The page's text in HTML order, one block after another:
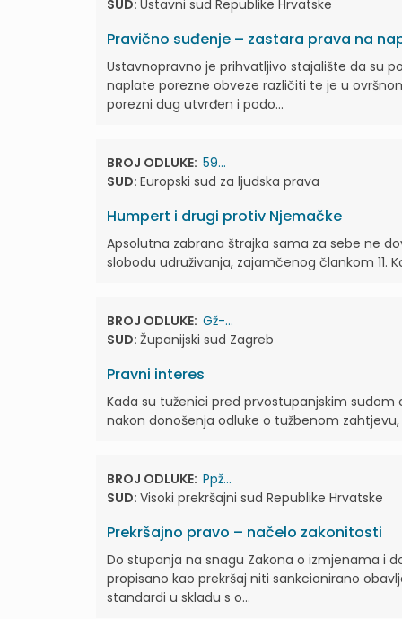
SUD: Ustavni sud Republike Hrvatske
Pravično suđenje – zastara prava na
Ustavnopravno je prihvatljivo stajalište da su
naplate porezne obveze različiti te je u
porezni dug utvrđen i podo...
BROJ ODLUKE: 59...
SUD: Europski sud za ljudska prava
Humpert i drugi protiv Njemačke
Apsolutna zabrana štrajka sama za sebe ne
slobodu udruživanja, zajamčenog člankom 11.
BROJ ODLUKE: Gž-...
SUD: Županijski sud Zagreb
Pravni interes
Kada su tuženici pred prvostupanjskim
nakon donošenja odluke o tužbenom
BROJ ODLUKE: Ppž...
SUD: Visoki prekršajni sud Republike Hrvatske
Prekršajno pravo – načelo zakonitosti
Do stupanja na snagu Zakona o izmjenama i
propisano kao prekršaj niti sankcionirano
standardi u skladu s o...